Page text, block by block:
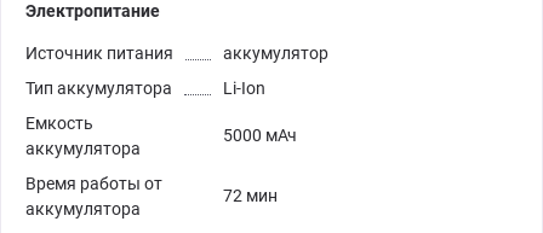
Электропитание
Источник питания
аккумулятор
Тип аккумулятора
Li-Ion
Емкость
аккумулятора
5000 мАч
Время работы от
аккумулятора
72 мин